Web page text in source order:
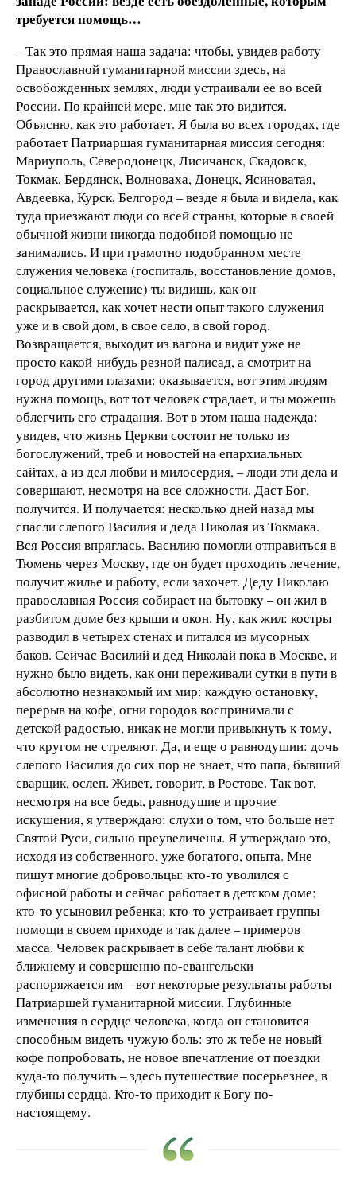
требуется помощь…
– Так это прямая наша задача: чтобы, увидев работу
Православной гуманитарной миссии здесь, на
освобожденных землях, люди устраивали ее во всей
России. По крайней мере, мне так это видится.
Объясню, как это работает. Я была во всех городах, где
работает Патриаршая гуманитарная миссия сегодня:
Мариуполь, Северодонецк, Лисичанск, Скадовск,
Токмак, Бердянск, Волноваха, Донецк, Ясиноватая,
Авдеевка, Курск, Белгород – везде я была и видела, как
туда приезжают люди со всей страны, которые в своей
обычной жизни никогда подобной помощью не
занимались. И при грамотно подобранном месте
служения человека (госпиталь, восстановление домов,
социальное служение) ты видишь, как он
раскрывается, как хочет нести опыт такого служения
уже и в свой дом, в свое село, в свой город.
Возвращается, выходит из вагона и видит уже не
просто какой-нибудь резной палисад, а смотрит на
город другими глазами: оказывается, вот этим людям
нужна помощь, вот тот человек страдает, и ты можешь
облегчить его страдания. Вот в этом наша надежда:
увидев, что жизнь Церкви состоит не только из
богослужений, треб и новостей на епархиальных
сайтах, а из дел любви и милосердия, – люди эти дела и
совершают, несмотря на все сложности. Даст Бог,
получится. И получается: несколько дней назад мы
спасли слепого Василия и деда Николая из Токмака.
Вся Россия впряглась. Василию помогли отправиться в
Тюмень через Москву, где он будет проходить лечение,
получит жилье и работу, если захочет. Деду Николаю
православная Россия собирает на бытовку – он жил в
разбитом доме без крыши и окон. Ну, как жил: костры
разводил в четырех стенах и питался из мусорных
баков. Сейчас Василий и дед Николай пока в Москве, и
нужно было видеть, как они переживали сутки в пути в
абсолютно незнакомый им мир: каждую остановку,
перерыв на кофе, огни городов воспринимали с
детской радостью, никак не могли привыкнуть к тому,
что кругом не стреляют. Да, и еще о равнодушии: дочь
слепого Василия до сих пор не знает, что папа, бывший
сварщик, ослеп. Живет, говорит, в Ростове. Так вот,
несмотря на все беды, равнодушие и прочие
искушения, я утверждаю: слухи о том, что больше нет
Святой Руси, сильно преувеличены. Я утверждаю это,
исходя из собственного, уже богатого, опыта. Мне
пишут многие добровольцы: кто-то уволился с
офисной работы и сейчас работает в детском доме;
кто-то усыновил ребенка; кто-то устраивает группы
помощи в своем приходе и так далее – примеров
масса. Человек раскрывает в себе талант любви к
ближнему и совершенно по-евангельски
распоряжается им – вот некоторые результаты работы
Патриаршей гуманитарной миссии. Глубинные
изменения в сердце человека, когда он становится
способным видеть чужую боль: это ж тебе не новый
кофе попробовать, не новое впечатление от поездки
куда-то получить – здесь путешествие посерьезнее, в
глубины сердца. Кто-то приходит к Богу по-
настоящему.